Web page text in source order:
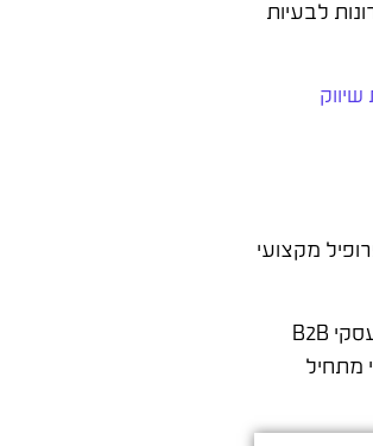
לבעיות
שיווק
מקצועי
הכותרת המקצועית חייבת לענות על שאלה אחת: למה הלקוח הפוטנציאלי שלך ירצה לדעת על קיומך? במקום לכתוב "מנכ"ל" כתוב "מסייע לעסקי B2B
מתחיל